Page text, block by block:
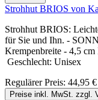
Strohhut BRIOS von
Strohhut BRIOS:
für Sie und Ihn. -
Krempenbreite - 4,5
Geschlecht: Unisex
Regulärer Preis: 44,95 €
Preise inkl. MwSt. zzgl.